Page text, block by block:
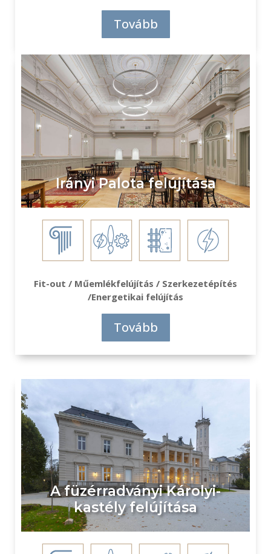
Tovább
Irányi Palota felújítása
Fit-out / Műemlékfelújítás / Szerkezetépítés
/Energetikai felújítás
Tovább
A füzérradványi Károlyi-
kastély felújítása